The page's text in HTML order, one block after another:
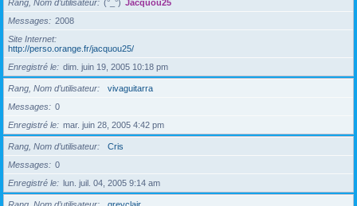
Rang, Nom d’utilisateur (°_°) Jacquou25
Messages
2008
Site Internet
http://perso.orange.fr/jacquou25/
Enregistré le
dim. juin 19, 2005 10:18 pm
Rang, Nom d’utilisateur
vivaguitarra
Messages
0
Enregistré le
mar. juin 28, 2005 4:42 pm
Rang, Nom d’utilisateur
Cris
Messages
0
Enregistré le
lun. juil. 04, 2005 9:14 am